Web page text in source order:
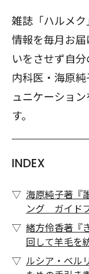
雑誌「ハルメ
情報を毎月お
いをさせず自
内科医・海原
ュニケーショ
す。
INDEX
海原純子著『
ング ガイド
緒方伶香著『
回して羊毛を
ルシア・ベル